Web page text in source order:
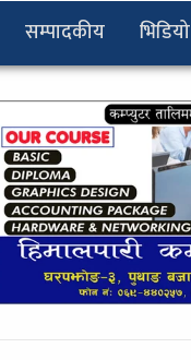
सम्पादकीय भिडियो